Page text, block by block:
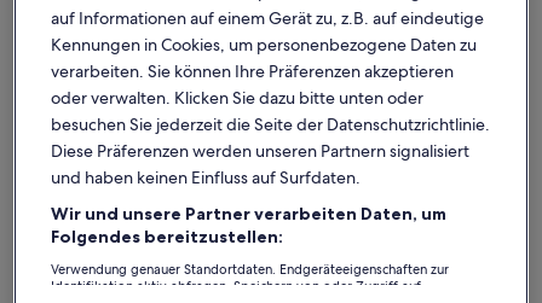
Was spricht für unsere App?
auf Informationen auf einem Gerät zu, z.B. auf eindeutige
Kennungen in Cookies, um personenbezogene Daten zu
verarbeiten. Sie können Ihre Präferenzen akzeptieren
oder verwalten. Klicken Sie dazu bitte unten oder
besuchen Sie jederzeit die Seite der Datenschutzrichtlinie.
Diese Präferenzen werden unseren Partnern signalisiert
und haben keinen Einfluss auf Surfdaten.
Wir und unsere Partner verarbeiten Daten, um
Folgendes bereitzustellen:
Verwendung genauer Standortdaten. Endgeräteeigenschaften zur
Identifikation aktiv abfragen. Speichern von oder Zugriff auf